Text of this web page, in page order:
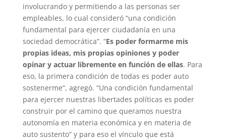
involucrando y permitiendo a las personas ser
empleables, lo cual consideró “una condición
fundamental para ejercer ciudadanía en una
sociedad democrática”. “Es poder formarme mis
propias ideas, mis propias opiniones y poder
opinar y actuar libremente en función de ellas. Para
eso, la primera condición de todas es poder auto
sostenerme”, agregó. “Una condición fundamental
para ejercer nuestras libertades políticas es poder
construir por el camino que queramos nuestra
autonomía en materia económica y en materia de
auto sustento” y para eso el vínculo que está